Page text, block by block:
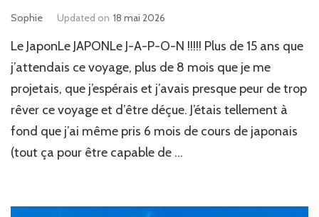
Sophie Updated on 18 mai 2026
Le JaponLe JAPONLe J-A-P-O-N !!!!! Plus de 15 ans que
j’attendais ce voyage, plus de 8 mois que je me
projetais, que j’espérais et j’avais presque peur de trop
rêver ce voyage et d’être déçue. J’étais tellement à
fond que j’ai même pris 6 mois de cours de japonais
(tout ça pour être capable de …